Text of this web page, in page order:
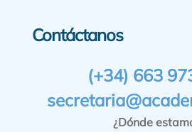
Contáctanos
(+34) 663
¿Dónde